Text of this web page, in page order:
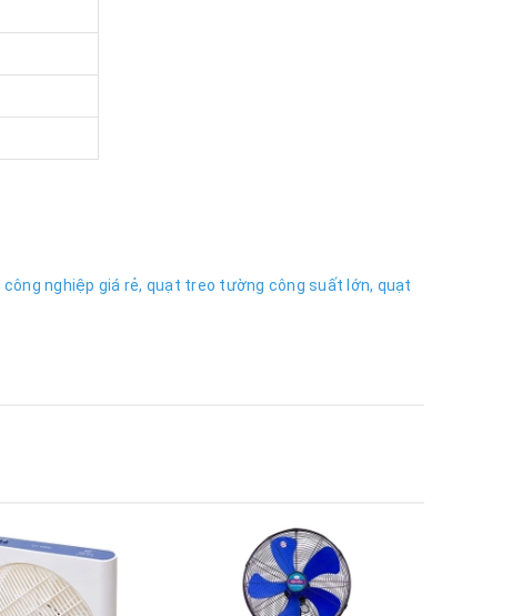
nghiệp giá rẻ, quạt treo tường công suất lớn, quạt